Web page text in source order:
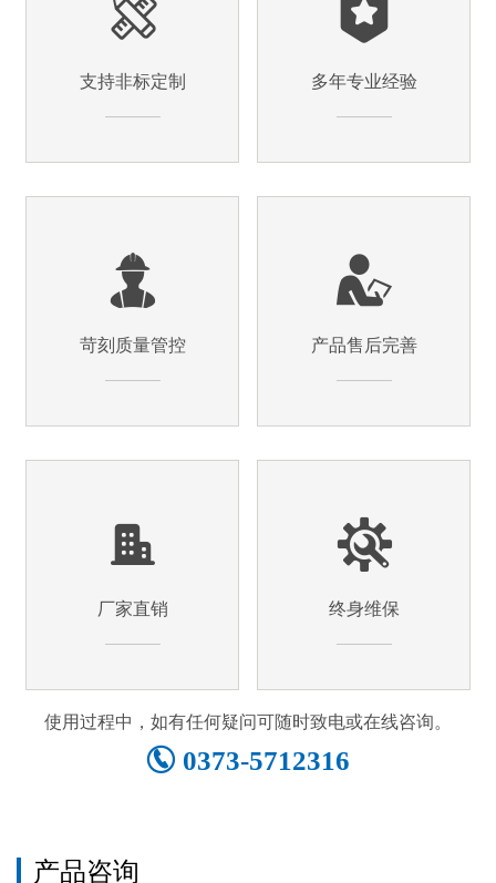
支持非标定制 多年专业经验
苛刻质量管控 产品售后完善
厂家直销 终身维保
使用过程中，如有任何疑问可随时致电或在线咨询。
0373-5712316
产品咨询